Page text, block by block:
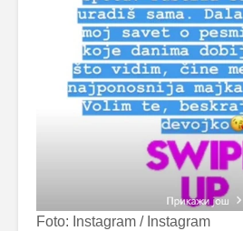
Foto: Instagram / Instagram